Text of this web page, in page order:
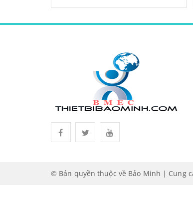
© Bản quyền thuộc về Bảo Minh | Cung